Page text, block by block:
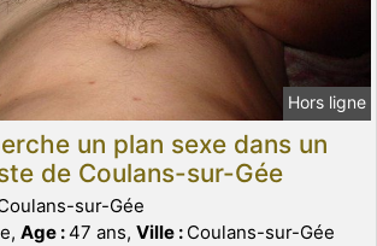
Hors ligne
un plan sexe dans un
de Coulans-sur-Gée
sur-Gée
Age :47 ans, Ville : Coulans-sur-Gée